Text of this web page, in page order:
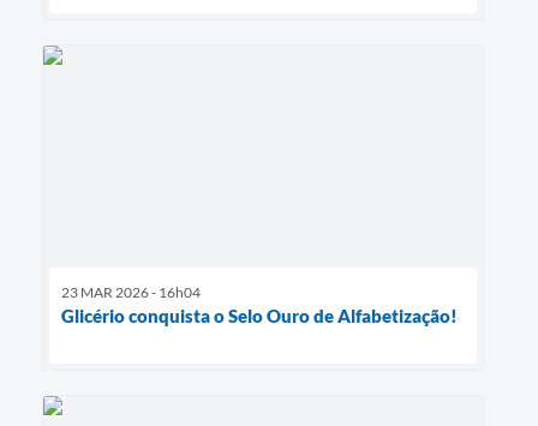
23 MAR 2026 - 16h04
Glicério conquista o Selo Ouro de Alfabetização!